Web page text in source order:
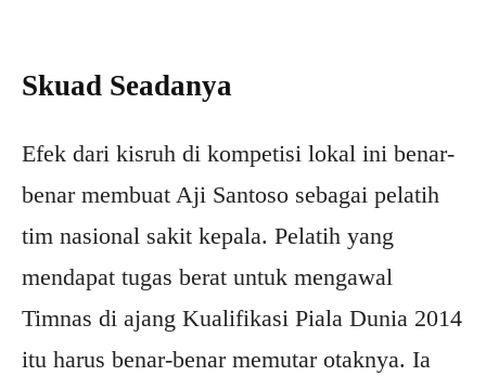
Skuad Seadanya
Efek dari kisruh di kompetisi lokal ini benar-
benar membuat Aji Santoso sebagai pelatih
tim nasional sakit kepala. Pelatih yang
mendapat tugas berat untuk mengawal
Timnas di ajang Kualifikasi Piala Dunia 2014
itu harus benar-benar memutar otaknya. Ia